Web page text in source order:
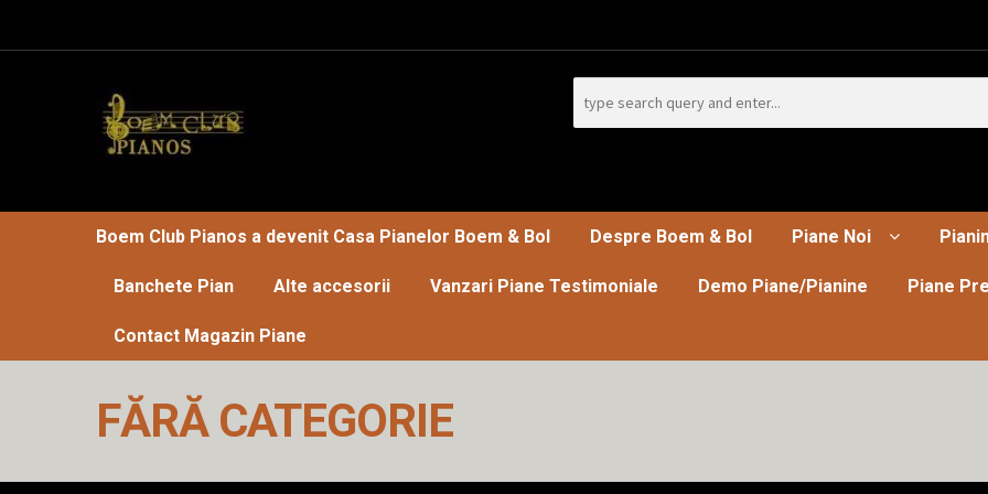
for:
Boem Club Pianos a devenit Casa Pianelor Boem & Bol Despre Boem & Bol Piane Noi
Banchete Pian Alte accesorii Vanzari Piane Testimoniale Demo Piane/Pianine Piane
Contact Magazin Piane
Prima pagină Boem Club Pianos, dealer piane Perzina pentru Europa de Est, a participat la NAMM Show in California
FĂRĂ CATEGORIE